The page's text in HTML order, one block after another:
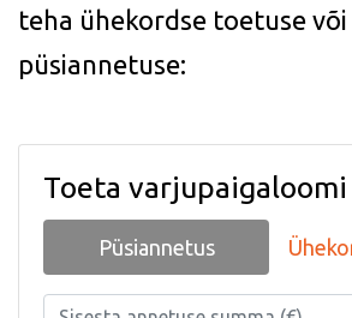
teha ühekordse toetuse
püsiannetuse:
Toeta varjupaigaloomi
Püsiannetus